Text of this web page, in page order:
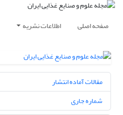
صفحه اصلی اطلاعات نشریه
مقالات آماده انتشار
شماره جاری